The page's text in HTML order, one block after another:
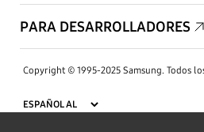
PARA DESARROLLADORES
Copyright © 1995-2025 Samsung. Todos